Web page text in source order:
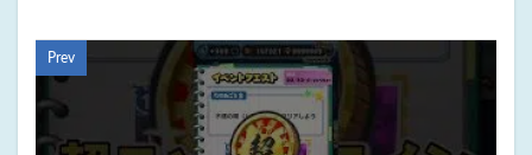
Prev